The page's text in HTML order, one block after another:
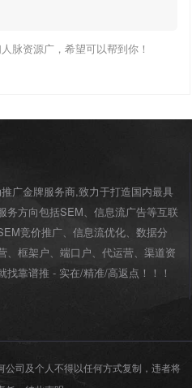
脉资源广，希望可以帮到你！
广金牌服务商,致力于打造国内最具
务方向包括SEM、信息流广告等互联
竞价推广、信息流优化、数据分
框架户、 端口户、 代运营、渠道资
靠谱推 - 实在/精准/高返点！！！
司及个人不得以任何方式复制，违者将